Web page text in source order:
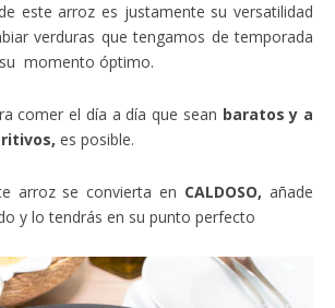
este arroz es justamente su versatilidad
verduras que tengamos de temporada
momento óptimo.
comer el día a día que sean baratos y a
es posible.
arroz se convierta en CALDOSO, añade
y lo tendrás en su punto perfecto